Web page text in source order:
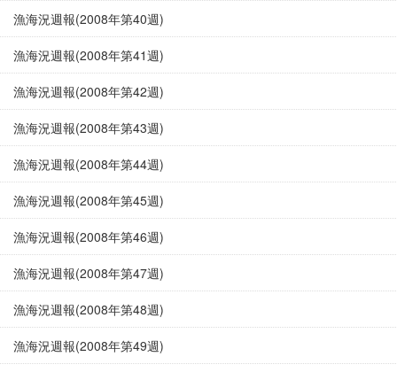
漁海況週報(2008年第40週)
漁海況週報(2008年第41週)
漁海況週報(2008年第42週)
漁海況週報(2008年第43週)
漁海況週報(2008年第44週)
漁海況週報(2008年第45週)
漁海況週報(2008年第46週)
漁海況週報(2008年第47週)
漁海況週報(2008年第48週)
漁海況週報(2008年第49週)